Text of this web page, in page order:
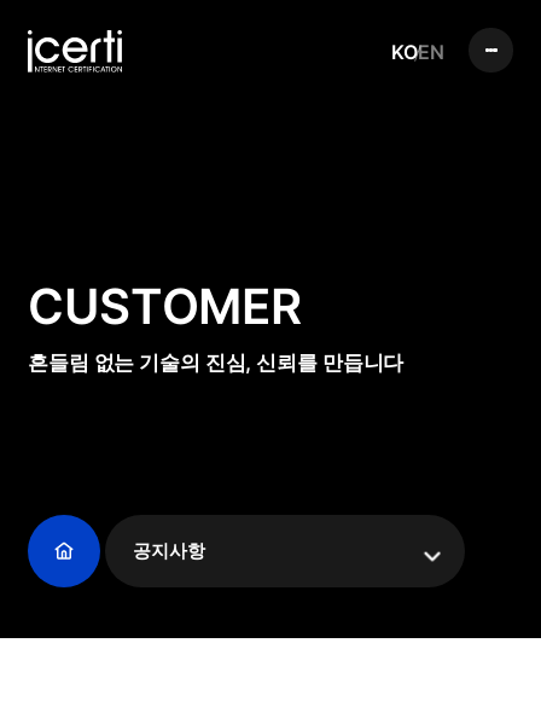
KOEN
CUSTOMER
흔들림 없는 기술의 진심, 신뢰를 만듭니다
공지사항